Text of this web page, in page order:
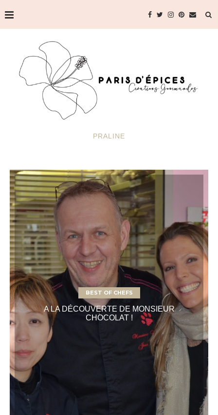
PRALINE
BEST OF CHEFS
A LA DÉCOUVERTE DE MONSIEUR
CHOCOLAT !